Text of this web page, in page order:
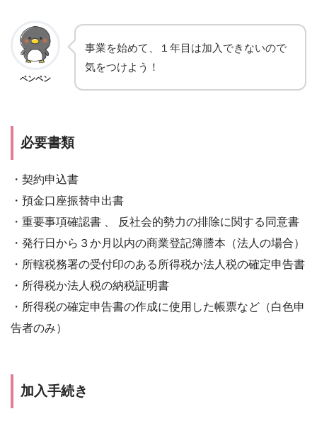
ペンペン
事業を始めて、１年目は加入できないので
気をつけよう！
必要書類
・契約申込書
・預金口座振替申出書
・重要事項確認書 、 反社会的勢力の排除に関する同意書
・発行日から３か月以内の商業登記簿謄本（法人の場合）
・所轄税務署の受付印のある所得税か法人税の確定申告書
・所得税か法人税の納税証明書
・所得税の確定申告書の作成に使用した帳票など（白色申
告者のみ）
加入手続き